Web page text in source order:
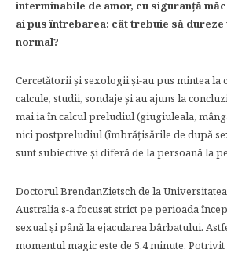
interminabile de amor, cu siguranţă
ai pus întrebarea: cât trebuie să dureze
normal?
Cercetătorii şi sexologii şi-au pus mintea la
calcule, studii, sondaje şi au ajuns la
mai ia în calcul preludiul (giugiuleala,
nici postpreludiul (îmbrăţisările de după
sunt subiective şi diferă de la persoană la
Doctorul BrendanZietsch de la
Australia s-a focusat strict pe perioada
sexual şi până la ejacularea bârbatului.
momentul magic este de 5.4 minute.